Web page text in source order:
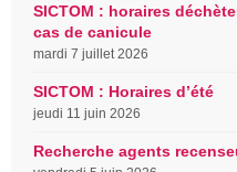
SICTOM : horaires
cas de canicule
mardi 7 juillet 2026
SICTOM : Horaires d’été
jeudi 11 juin 2026
Recherche agents